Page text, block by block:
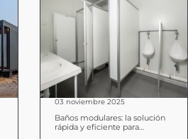
03 noviembre 2025
Baños modulares: la solución
rápida y eficiente para